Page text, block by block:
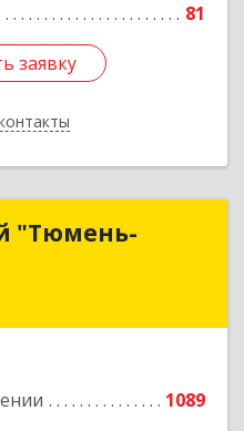
81
заявку
заявку
"Тюмень-
1089
"Тюмень-
Подробнее